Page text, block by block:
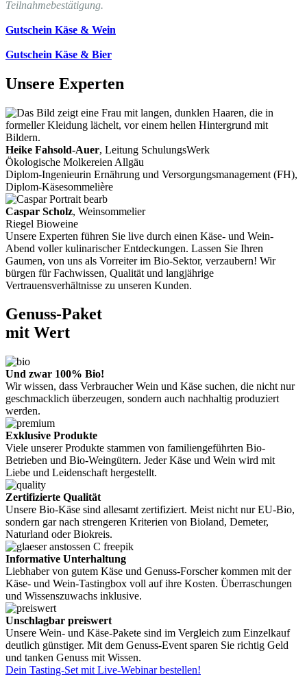
Teilnahmebestätigung.
Gutschein Käse & Wein
Gutschein Käse & Bier
Unsere Experten
Heike Fahsold-Auer, Leitung SchulungsWerk
Ökologische Molkereien Allgäu
Diplom-Ingenieurin Ernährung und Versorgungsmanagement (FH),
Diplom-Käsesommelière
Caspar Scholz, Weinsommelier
Riegel Bioweine
Unsere Experten führen Sie live durch einen Käse- und Wein-
Abend voller kulinarischer Entdeckungen. Lassen Sie Ihren
Gaumen, von uns als Vorreiter im Bio-Sektor, verzaubern! Wir
bürgen für Fachwissen, Qualität und langjährige
Vertrauensverhältnisse zu unseren Kunden.
Genuss-Paket
mit Wert
Und zwar 100% Bio!
Wir wissen, dass Verbraucher Wein und Käse suchen, die nicht nur
geschmacklich überzeugen, sondern auch nachhaltig produziert
werden.
Exklusive Produkte
Viele unserer Produkte stammen von familiengeführten Bio-
Betrieben und Bio-Weingütern. Jeder Käse und Wein wird mit
Liebe und Leidenschaft hergestellt.
Zertifizierte Qualität
Unsere Bio-Käse sind allesamt zertifiziert. Meist nicht nur EU-Bio,
sondern gar nach strengeren Kriterien von Bioland, Demeter,
Naturland oder Biokreis.
Informative Unterhaltung
Liebhaber von gutem Käse und Genuss-Forscher kommen mit der
Käse- und Wein-Tastingbox voll auf ihre Kosten. Überraschungen
und Wissenszuwachs inklusive.
Unschlagbar preiswert
Unsere Wein- und Käse-Pakete sind im Vergleich zum Einzelkauf
deutlich günstiger. Mit dem Genuss-Event sparen Sie richtig Geld
und tanken Genuss mit Wissen.
Dein Tasting-Set mit Live-Webinar bestellen!